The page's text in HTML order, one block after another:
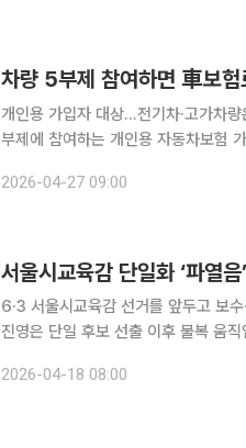
차량 5부제 참여하면 車보
개인용 가입자 대상…전기차·고가차량
부제에 참여하는 개인용 자동차보험
금융위원회는 27일 국회의원회관에
2026-04-27 09:00
서울시교육감 단일화 ‘파열
6·3 서울시교육감 선거를 앞두고 보
진영은 단일 후보 선출 이후 불복 움
결과를 둘러싼 갈등이 법적 대응으로
2026-04-18 08:00